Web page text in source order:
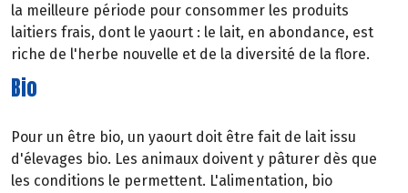
la meilleure période pour consommer les produits
laitiers frais, dont le yaourt : le lait, en abondance, est
riche de l'herbe nouvelle et de la diversité de la flore.
Bio
Pour un être bio, un yaourt doit être fait de lait issu
d'élevages bio. Les animaux doivent y pâturer dès que
les conditions le permettent. L'alimentation, bio